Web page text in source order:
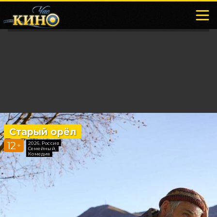
Старый орёл
12 +
2026, Россия
Семейный,
Комедия